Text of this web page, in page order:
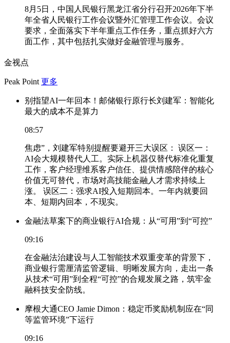
8月5日，中国人民银行黑龙江省分行召开2026年下半
年全省人民银行工作会议暨外汇管理工作会议。会议
要求，全面落实下半年重点工作任务，重点抓好六方
面工作，其中包括扎实做好金融管理与服务。
金视点
Peak Point 更多
别指望AI一年回本！邮储银行原行长刘建军：智能化
最大的成本不是算力
08:57
焦虑”，刘建军特别提醒要避开三大误区： 误区一：
AI会大规模替代人工。实际上机器仅替代标准化重复
工作，客户经理维系客户信任、提供情感陪伴的核心
价值无可替代，市场对高技能金融人才需求持续上
涨。 误区二：强求AI投入短期回本。一年内就要回
本、短期内回本，不现实。
金融法草案下的商业银行AI合规：从“可用”到“可控”
09:16
在金融法治建设与人工智能技术双重变革的背景下，
商业银行需厘清监管逻辑、明晰发展方向，走出一条
从技术“可用”到全程“可控”的合规发展之路，筑牢金
融科技安全防线。
摩根大通CEO Jamie Dimon：稳定币奖励机制应在“同
等监管环境”下运行
09:16